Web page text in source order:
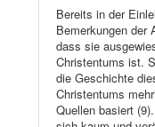
Bereits in der
Bemerkungen der
dass sie
Christentums ist.
die Geschichte
Christentums
Quellen basiert